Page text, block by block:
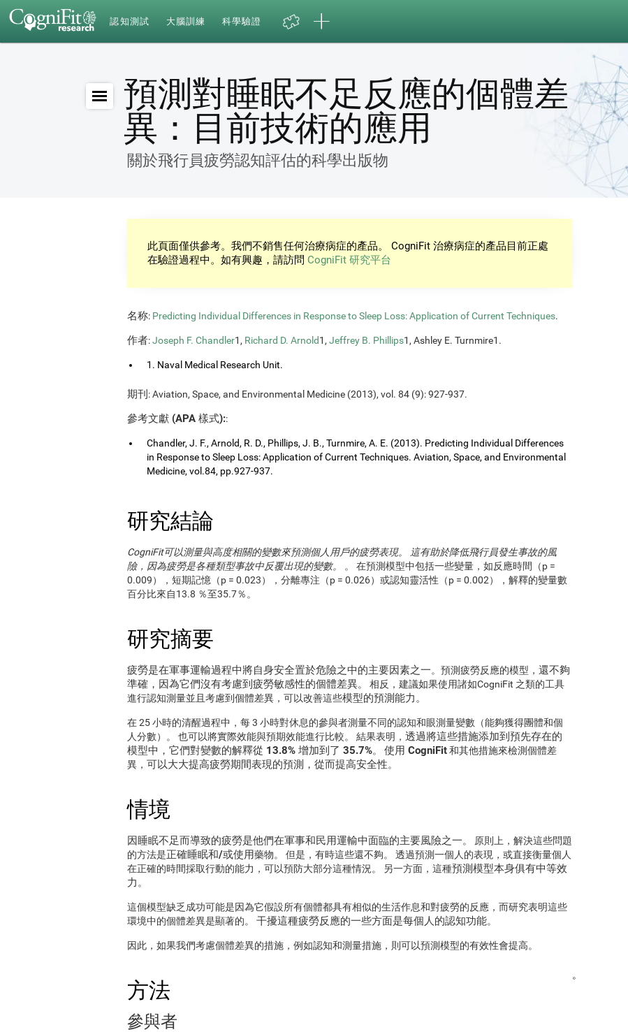
認知測試 大腦訓練 科學驗證
預測對睡眠不足反應的個體差
異：目前技術的應用
關於飛行員疲勞認知評估的科學出版物
此頁面僅供參考。我們不銷售任何治療病症的產品。 CogniFit 治療病症的產品目前正處
在驗證過程中。如有興趣，請訪問 CogniFit 研究平台
名称: Predicting Individual Differences in Response to Sleep Loss: Application of Current Techniques.
作者:Joseph F. Chandler1, Richard D. Arnold1, Jeffrey B. Phillips1, Ashley E. Turnmire1.
1. Naval Medical Research Unit.
期刊 : Aviation, Space, and Environmental Medicine (2013), vol. 84 (9): 927-937.
參考文獻 (APA 樣式)::
Chandler, J. F., Arnold, R. D., Phillips, J. B., Turnmire, A. E. (2013). Predicting Individual Differences
in Response to Sleep Loss: Application of Current Techniques. Aviation, Space, and Environmental
Medicine, vol.84, pp.927-937.
研究結論
CogniFit可以測量與高度相關的變數來預測個人用戶的疲勞表現。 這有助於降低飛行員發生事故的風
險，因為疲勞是各種類型事故中反覆出現的變數。
。 在預測模型中包括一些變量，如反應時間（p =
0.009），短期記憶（p = 0.023），分離專注（p = 0.026）或認知靈活性（p = 0.002），解釋的變量數
百分比來自13.8 ％至35.7％。
研究摘要
疲勞是在軍事運輸過程中將自身安全置於危險之中的主要因素之一。預測疲勞反應的模型， 還不夠
準確，因為它們沒有考慮到疲勞敏感性的個體差異。 相反，建議如果使用諸如CogniFit 之類的工具
進行認知測量並且考慮到個體差異，可以改善這些模型的預測能力。
在 25 小時的清醒過程中，每 3 小時對休息的參與者測量不同的認知和眼測量變數（能夠獲得團體和個
人分數）。 也可以將實際效能與預期效能進行比較。 結果表明， 透過將這些措施添加到預先存在的
模型中，它們對變數的解釋從 13.8% 增加到了 35.7%。 使用 CogniFit和其他措施來檢測個體差
異， 可以大大提高疲勞期間表現的預測，從而提高安全性。
情境
因睡眠不足而導致的疲勞是他們在軍事和民用運輸中面臨的主要風險之一。 原則上，解決這些問題
的方法是正確睡眠和/或使用藥物。 但是，有時這些還不夠。 透過預測一個人的表現，或直接衡量個人
在正確的時間採取行動的能力，可以預防大部分這種情況。 另一方面，這種預測模型本身俱有中等效
力 。
這個模型缺乏成功可能是因為它假設所有個體都具有相似的生活作息和對疲勞的反應，而研究表明這些
環境中的個體差異是顯著的。 干擾這種疲勞反應的一些方面是每個人的認知功能。
因此，如果我們考慮個體差異的措施，例如認知和測量措施，則可以預測模型的有效性會提高。
方法
參與者
。